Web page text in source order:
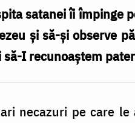
satanei îi împinge
și să-și observe
I recunoaștem
necazuri pe care